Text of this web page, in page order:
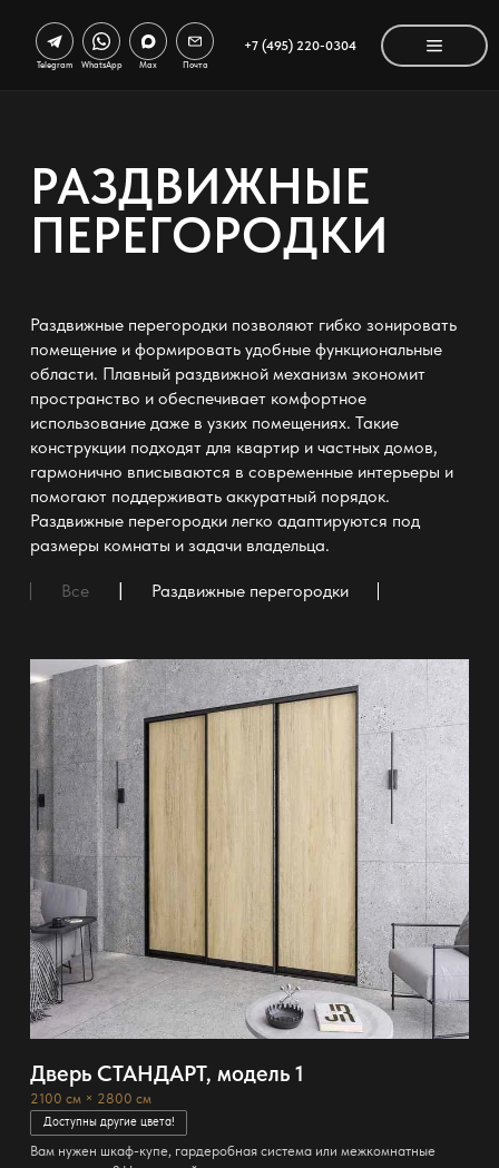
+7 (495) 220-0304
Telegram WhatsApp Max Почта
РАЗДВИЖНЫЕ
ПЕРЕГОРОДКИ
Раздвижные перегородки позволяют гибко зонировать
помещение и формировать удобные функциональные
области. Плавный раздвижной механизм экономит
пространство и обеспечивает комфортное
использование даже в узких помещениях. Такие
конструкции подходят для квартир и частных домов,
гармонично вписываются в современные интерьеры и
помогают поддерживать аккуратный порядок.
Раздвижные перегородки легко адаптируются под
размеры комнаты и задачи владельца.
Все Раздвижные перегородки
Дверь СТАНДАРТ, модель 1
2100 см × 2800 см
Доступны другие цвета!
Вам нужен шкаф-купе, гардеробная система или межкомнатные